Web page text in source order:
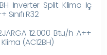
Inverter Split Klima Iç
R32
12.000 Btu/h A++
Klima (AC12BH)